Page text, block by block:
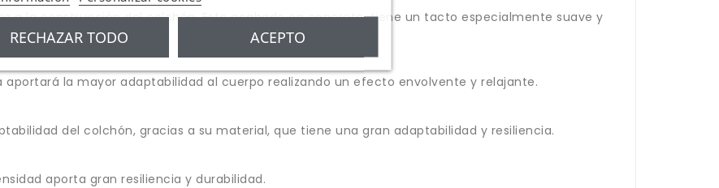
a la construcción del colchón. Este acabado en concreto, tiene un tacto especialmente suave y
la mayor adaptabilidad al cuerpo realizando un efecto envolvente y relajante.
del colchón, gracias a su material, que tiene una gran adaptabilidad y resiliencia.
aporta gran resiliencia y durabilidad.
RECHAZAR TODO ACEPTO